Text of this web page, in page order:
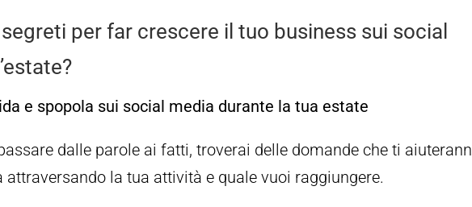
per far crescere il tuo business sui social
e spopola sui social media durante la tua estate
dalle parole ai fatti, troverai delle domande che ti
attraversando la tua attività e quale vuoi raggiungere.